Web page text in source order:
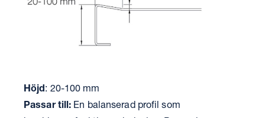
Höjd: 20-100 mm
Passar till: En balanserad profil som